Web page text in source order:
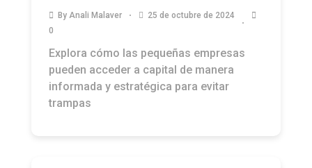
By Anali Malaver
25 de octubre de 2024
0
Explora cómo las pequeñas empresas
pueden acceder a capital de manera
informada y estratégica para evitar
trampas